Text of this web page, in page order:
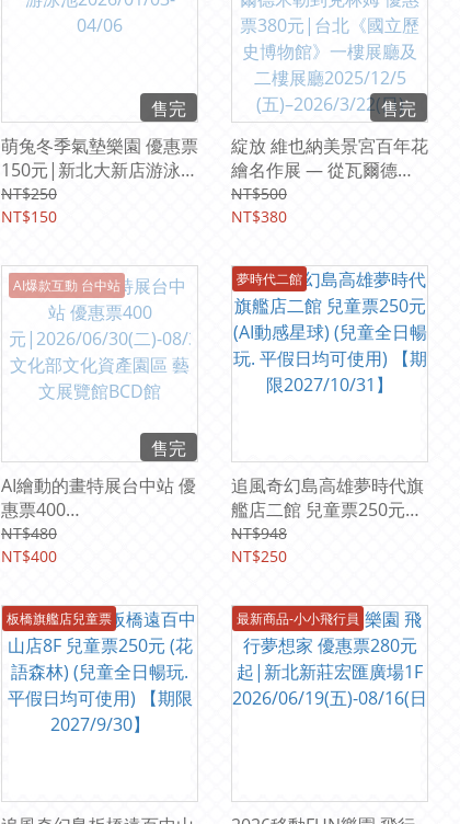
售完
萌兔冬季氣墊樂園 優惠票
150元|新北大新店游泳池
2026/01/03-04/06
NT$250
NT$150
售完
綻放 維也納美景宮百年花
繪名作展 — 從瓦爾德米
勒到克林姆 優惠票380
元|台北《國立歷史博物
2025/12/5 (五)–
2026/3/22(日)
NT$500
NT$380
AI爆款互動 台中站
售完
AI繪動的畫特展台中站 優
惠票400
元|2026/06/30(二)-08/3
0(日) 文化部文化資產園
NT$480
NT$400
夢時代二館
追風奇幻島高雄夢時代旗
艦店二館 兒童票250元
(AI動感星球) (兒童全日暢
玩. 平假日均可使用) 【期
NT$948
NT$250
板橋旗艦店兒童票 最新商品-小小飛行員